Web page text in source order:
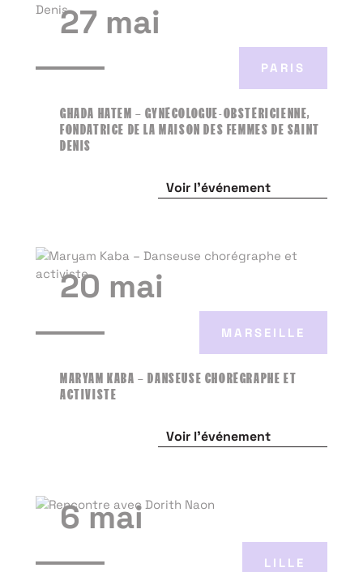
27 mai
PARIS
GHADA HATEM – GYNÉCOLOGUE-OBSTÉRICIENNE,
FONDATRICE DE LA MAISON DES FEMMES DE SAINT
DENIS
Voir l'événement
20 mai
MARSEILLE
MARYAM KABA – DANSEUSE CHORÉGRAPHE ET
ACTIVISTE
Voir l'événement
6 mai
LILLE